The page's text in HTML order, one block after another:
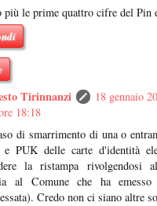
più le prime quattro cifre del Pin
Tirinnanzi
18 gennaio
18:18
di smarrimento di una o
PUK delle carte d'identità
la ristampa rivolgendosi
al Comune che ha
Credo non ci siano altre